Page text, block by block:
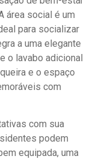
área social é um
para socializar
a uma elegante
o lavabo adicional
e o espaço
com
com sua
podem
equipada, uma